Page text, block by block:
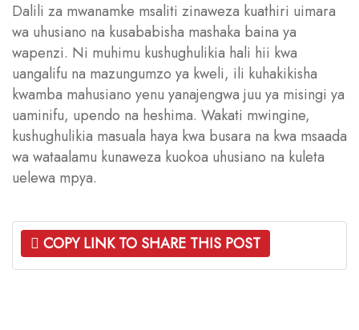
Dalili za mwanamke msaliti zinaweza kuathiri uimara
wa uhusiano na kusababisha mashaka baina ya
wapenzi. Ni muhimu kushughulikia hali hii kwa
uangalifu na mazungumzo ya kweli, ili kuhakikisha
kwamba mahusiano yenu yanajengwa juu ya misingi ya
uaminifu, upendo na heshima. Wakati mwingine,
kushughulikia masuala haya kwa busara na kwa msaada
wa wataalamu kunaweza kuokoa uhusiano na kuleta
uelewa mpya.
COPY LINK TO SHARE THIS POST